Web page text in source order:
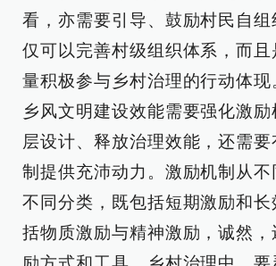
看，亦需要引导、鼓励村民自
仅可以完善村级组织体系，而且
量积极参与乡村治理的行动体
乡风文明建设效能需要强化激
层设计、释放治理效能，还需
制提供充沛动力。激励机制从
不同分类，既包括短期激励和
括物质激励与精神激励，诚然